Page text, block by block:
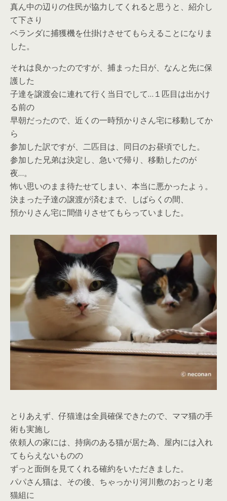
真ん中の辺りの住民が協力してくれると思うと、紹介し
て下さり
ベランダに捕獲機を仕掛けさせてもらえることになりま
した。
それは良かったのですが、捕まった日が、なんと先に保
護した
子達を譲渡会に連れて行く当日でして…１匹目は出かけ
る前の
早朝だったので、近くの一時預かりさん宅に移動してか
ら
参加した訳ですが、二匹目は、同日のお昼頃でした。
参加した兄弟は決定し、急いで帰り、移動したのが
夜…。
怖い思いのまま待たせてしまい、本当に悪かったよぅ。
決まった子達の譲渡が済むまで、しばらくの間、
預かりさん宅に間借りさせてもらっていました。
とりあえず、仔猫達は全員確保できたので、ママ猫の手
術も実施し
依頼人の家には、持病のある猫が居た為、屋内には入れ
てもらえないものの
ずっと面倒を見てくれる確約をいただきました。
パパさん猫は、その後、ちゃっかり河川敷のおっとり老
猫組に